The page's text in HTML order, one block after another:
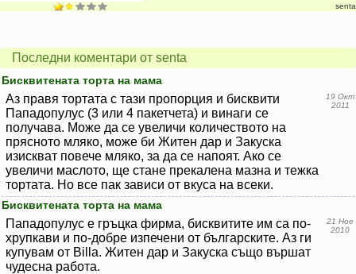
senta
Последни коментари от senta
Бисквитената торта на мама
Аз правя тортата с тази пропорция и бисквити
Пападопулус (3 или 4 пакетчета) и винаги се
получава. Може да се увеличи количеството на
прясното мляко, може би Житен дар и Закуска
изискват повече мляко, за да се напоят. Ако се
увеличи маслото, ще стане прекалена мазна и тежка
тортата. Но все пак зависи от вкуса на всеки.
19 Окт
2011
Бисквитената торта на мама
Пападопулус е гръцка фирма, бисквитите им са по-
хрупкави и по-добре изпечени от българските. Аз ги
купувам от Billa. Житен дар и Закуска също вършат
чудесна работа.
21 Ное
2010